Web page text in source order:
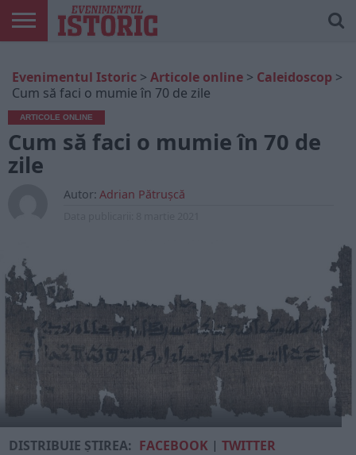
ONLINE
EDIȚII
TIPĂRITE
ISTORIC
PLAY
CONTUL
MEU
Evenimentul Istoric > Articole online > Caleidoscop >
Cum să faci o mumie în 70 de zile
ARTICOLE ONLINE
Cum să faci o mumie în 70 de
zile
Autor: Adrian Pătrușcă
DISTRIBUIE ȘTIREA: FACEBOOK |TWITTER